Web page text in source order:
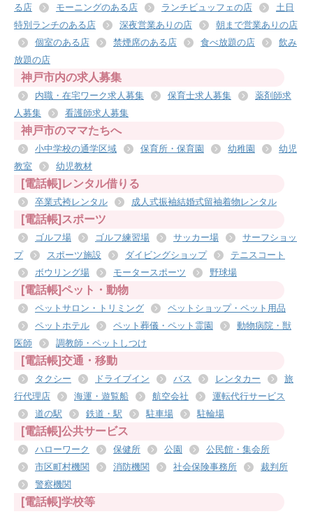
る店
モーニングのある店 ランチビュッフェの店
土日
特別ランチのある店
深夜営業ありの店
朝まで営業ありの店
個室のある店
禁煙席のある店 食べ放題の店
飲み
放題の店
神戸市内の求人募集
内職・在宅ワーク求人募集 保育士求人募集
薬剤師求
人募集
看護師求人募集
神戸市のママたちへ
小中学校の通学区域 保育所・保育園 幼稚園
幼児
教室
幼児教材
[電話帳]レンタル借りる
卒業式袴レンタル 成人式振袖結婚式留袖着物レンタル
[電話帳]スポーツ
ゴルフ場 ゴルフ練習場 サッカー場
サーフショッ
プ
スポーツ施設 ダイビングショップ
テニスコート
ボウリング場
モータースポーツ 野球場
[電話帳]ペット・動物
ペットサロン・トリミング
ペットショップ・ペット用品
ペットホテル
ペット葬儀・ペット霊園
動物病院・獣
医師
調教師・ペットしつけ
[電話帳]交通・移動
タクシー ドライブイン バス レンタカー
旅
行代理店
海運・遊覧船 航空会社
運転代行サービス
道の駅
鉄道・駅 駐車場 駐輪場
[電話帳]公共サービス
ハローワーク 保健所 公園
公民館・集会所
市区町村機関
消防機関 社会保険事務所
裁判所
警察機関
[電話帳]学校等